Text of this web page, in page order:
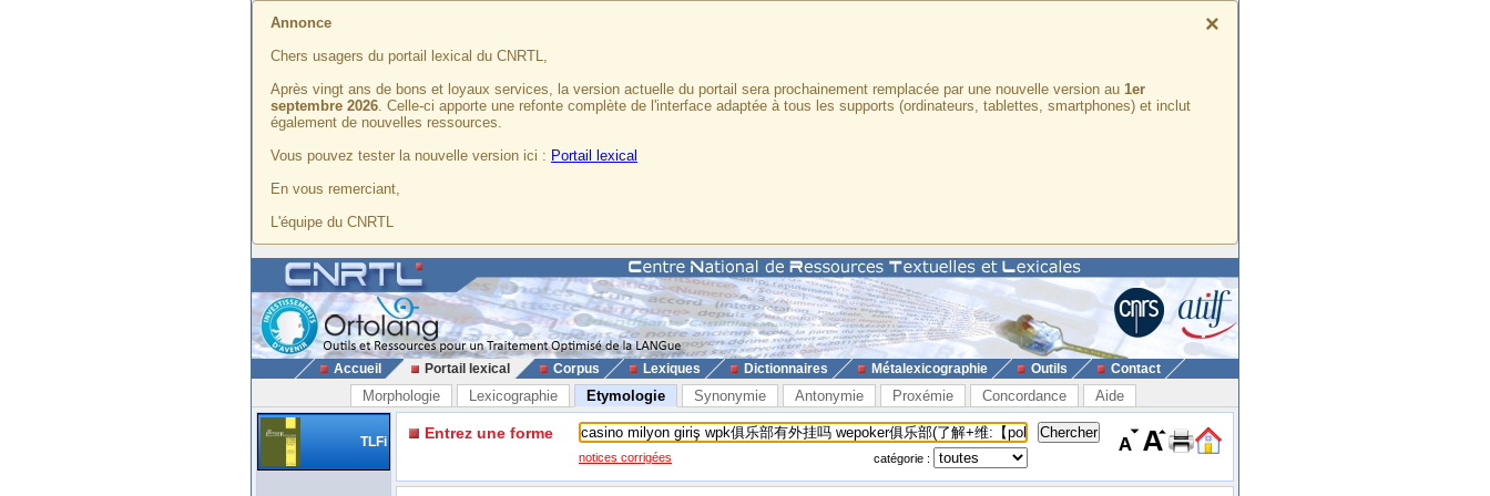
×
Annonce
Chers usagers du portail lexical du CNRTL,
Après vingt ans de bons et loyaux services, la version actuelle du portail sera prochainement remplacée par une nouvelle version au 1er
septembre 2026. Celle-ci apporte une refonte complète de l'interface adaptée à tous les supports (ordinateurs, tablettes, smartphones) et inclut
également de nouvelles ressources.
Vous pouvez tester la nouvelle version ici : Portail lexical
En vous remerciant,
L'équipe du CNRTL
Accueil Portail lexical Corpus Lexiques Dictionnaires Métalexicographie Outils Contact
Morphologie Lexicographie Etymologie Synonymie Antonymie Proxémie Concordance Aide
TLFi Entrez une forme
notices corrigées catégorie :